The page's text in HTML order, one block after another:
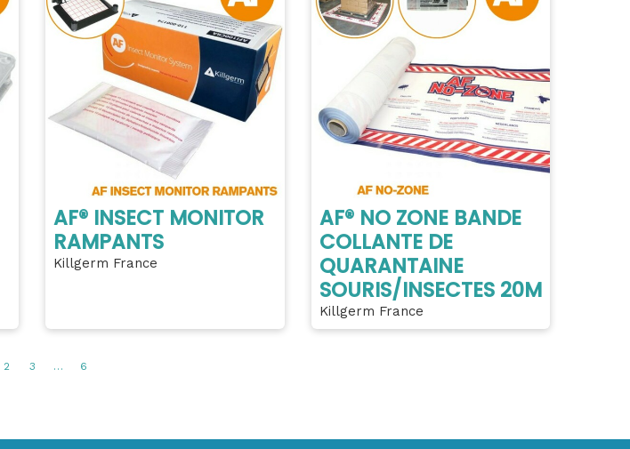
AF® INSECT MONITOR
RAMPANTS
Killgerm France
AF® NO ZONE BANDE
COLLANTE DE
QUARANTAINE
SOURIS/INSECTES 20M
Killgerm France
2 3 … 6